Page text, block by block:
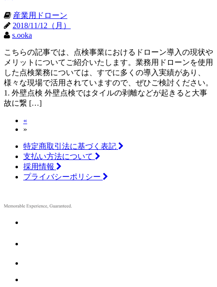
産業用ドローン
2018/11/12（月）
s.ooka
こちらの記事では、点検事業におけるドローン導入の現状や
メリットについてご紹介いたします。業務用ドローンを使用
した点検業務については、すでに多くの導入実績があり、
様々な現場で活用されていますので、ぜひご検討ください。
1. 外壁点検 外壁点検ではタイルの剥離などが起きると大事
故に繋 […]
«
»
特定商取引法に基づく表記
支払い方法について
採用情報
プライバシーポリシー